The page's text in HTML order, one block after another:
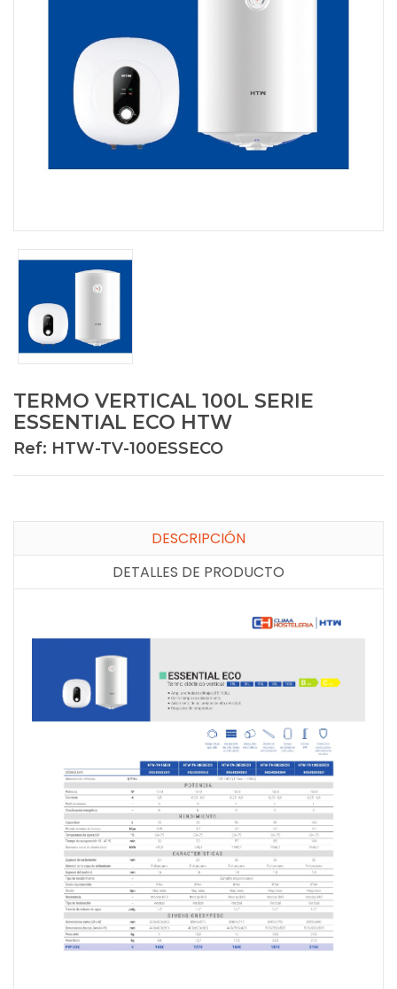
TERMO VERTICAL 100L SERIE
ESSENTIAL ECO HTW
Ref: HTW-TV-100ESSECO
DESCRIPCIÓN
DETALLES DE PRODUCTO